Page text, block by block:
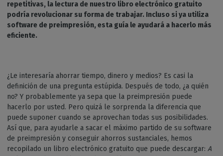
repetitivas, la lectura de nuestro libro electrónico gratuito
podría revolucionar su forma de trabajar. Incluso si ya utiliza
software de preimpresión, esta guía le ayudará a hacerlo más
eficiente.
¿Le interesaría ahorrar tiempo, dinero y medios? Es casi la
definición de una pregunta estúpida. Después de todo, ¿a quién
no? Y probablemente ya sepa que la preimpresión puede
hacerlo por usted. Pero quizá le sorprenda la diferencia que
puede suponer cuando se aprovechan todas sus posibilidades.
Así que, para ayudarle a sacar el máximo partido de su software
de preimpresión y conseguir ahorros sustanciales, hemos
recopilado un libro electrónico gratuito que puede descargar: A